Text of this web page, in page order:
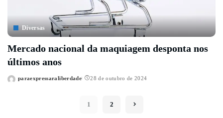
Diversas
Mercado nacional da maquiagem desponta nos
últimos anos
Posted
paraexpressaraliberdade 28 de outubro de 2024
1 2